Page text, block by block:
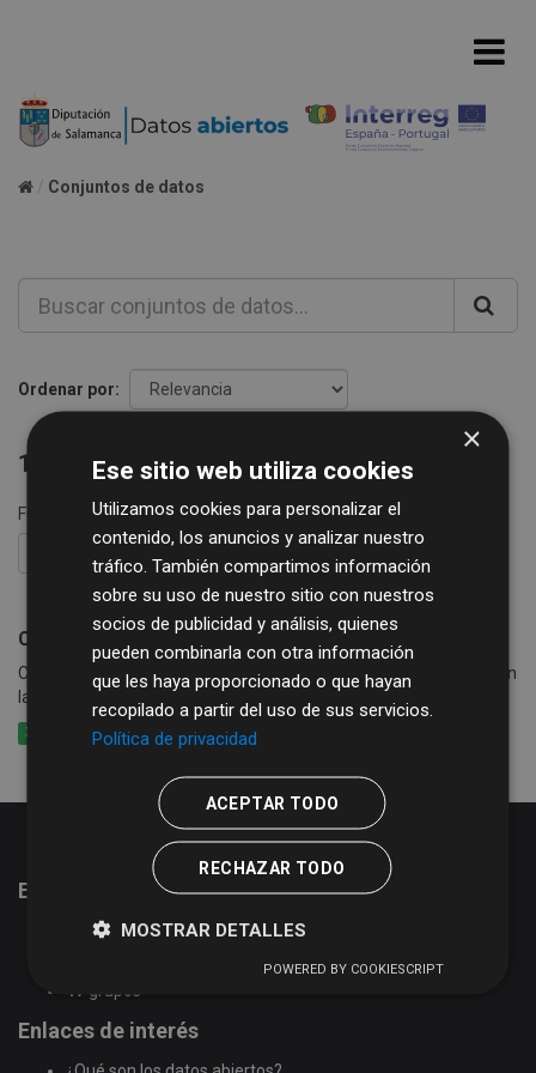
Conjuntos de datos
Ordenar por
1 conjunto de datos encontrado
Formatos: XLS etiquetas: impuestos basura
Consumo de agua, basura y alcantarillado
Consumo de agua por calle y periodo en los municipios que cobran
la tasa de agua conjuntamente con basura y alcantarillado
XLSX CSV XLS
Estadísticas del portal de datos abiertos
conjuntos de datos
17 grupos
Enlaces de interés
×
Ese sitio web utiliza cookies
Utilizamos cookies para personalizar el
contenido, los anuncios y analizar nuestro
tráfico. También compartimos información
sobre su uso de nuestro sitio con nuestros
socios de publicidad y análisis, quienes
pueden combinarla con otra información
que les haya proporcionado o que hayan
recopilado a partir del uso de sus servicios.
Política de privacidad
ACEPTAR TODO
RECHAZAR TODO
MOSTRAR DETALLES
POWERED BY COOKIESCRIPT